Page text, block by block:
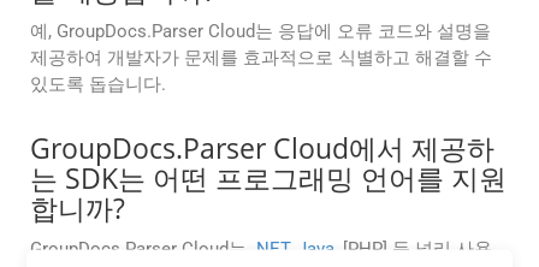
예, GroupDocs.Parser Cloud는 응답에 오류 코드와 설명을
제공하여 개발자가 문제를 효과적으로 식별하고 해결할 수
있도록 돕습니다.
GroupDocs.Parser Cloud에서 제공하
는 SDK는 어떤 프로그래밍 언어를 지원
합니까?
GroupDocs.Parser Cloud는 .NET, Java , [PHP] 등 널리 사용